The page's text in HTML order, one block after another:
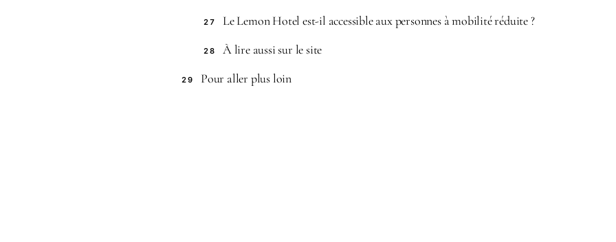
27 Le Lemon Hotel est-il accessible aux personnes à mobilité réduite ?
28 À lire aussi sur le site
29 Pour aller plus loin